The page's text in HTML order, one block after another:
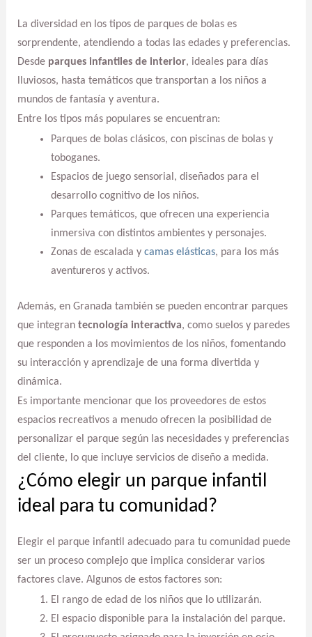
La diversidad en los tipos de parques de bolas es
sorprendente, atendiendo a todas las edades y preferencias.
Desde parques infantiles de interior, ideales para días
lluviosos, hasta temáticos que transportan a los niños a
mundos de fantasía y aventura.
Entre los tipos más populares se encuentran:
Parques de bolas clásicos, con piscinas de bolas y
toboganes.
Espacios de juego sensorial, diseñados para el
desarrollo cognitivo de los niños.
Parques temáticos, que ofrecen una experiencia
inmersiva con distintos ambientes y personajes.
Zonas de escalada y camas elásticas, para los más
aventureros y activos.
Además, en Granada también se pueden encontrar parques
que integran tecnología interactiva, como suelos y paredes
que responden a los movimientos de los niños, fomentando
su interacción y aprendizaje de una forma divertida y
dinámica.
Es importante mencionar que los proveedores de estos
espacios recreativos a menudo ofrecen la posibilidad de
personalizar el parque según las necesidades y preferencias
del cliente, lo que incluye servicios de diseño a medida.
¿Cómo elegir un parque infantil
ideal para tu comunidad?
Elegir el parque infantil adecuado para tu comunidad puede
ser un proceso complejo que implica considerar varios
factores clave. Algunos de estos factores son:
El rango de edad de los niños que lo utilizarán.
El espacio disponible para la instalación del parque.